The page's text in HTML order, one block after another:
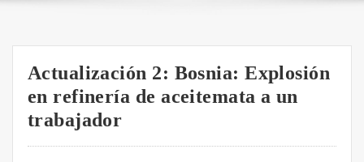
Actualización 2: Bosnia: Explosión
en refinería de aceitemata a un
trabajador